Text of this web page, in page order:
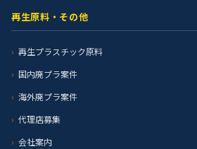
再生原料・その他
再生プラスチック原料
国内廃プラ案件
海外廃プラ案件
代理店募集
会社案内